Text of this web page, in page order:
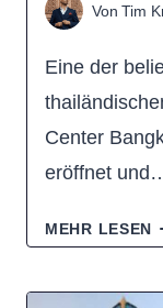
Von Tim
Eine der
Center
eröffnet
MEHR LESEN